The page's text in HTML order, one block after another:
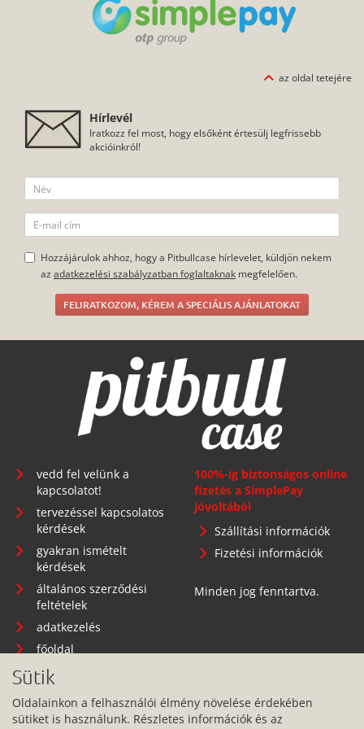
az oldal tetejére
Hírlevél
Iratkozz fel most, hogy elsőként értesülj legfrissebb
akcióinkról!
Hozzájárulok ahhoz, hogy a Pitbullcase hírlevelet, küldjön nekem
az adatkezelési szabályzatban foglaltaknak megfelelően.
FELIRATKOZOM, KÉREM A SPECIÁLIS AJÁNLATOKAT
vedd fel velünk a
kapcsolatot!
tervezéssel kapcsolatos
kérdések
gyakran ismételt
kérdések
általános szerződési
feltételek
adatkezelés
főoldal
100%-ig biztonságos online
fizetés a SimplePay
jóvoltából
Szállítási információk
Fizetési információk
Minden jog fenntartva.
Sütik
Oldalainkon a felhasználói élmény növelése érdekében
sütiket is használunk. Részletes információk és az